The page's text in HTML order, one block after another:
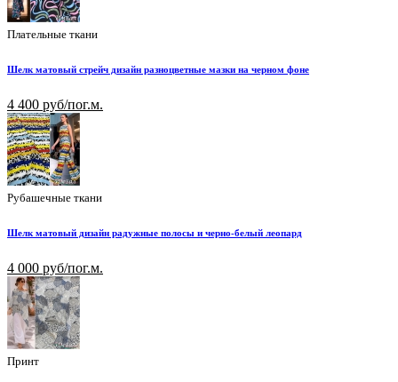
Плательные ткани
Шелк матовый стрейч дизайн разноцветные мазки на черном фоне
4 400 руб/пог.м.
Рубашечные ткани
Шелк матовый дизайн радужные полосы и черно-белый леопард
4 000 руб/пог.м.
Принт